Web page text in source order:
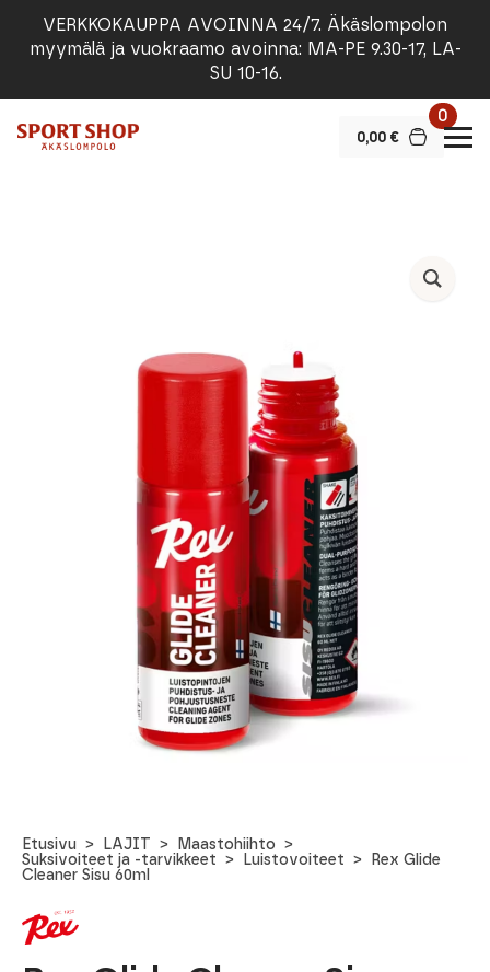
VERKKOKAUPPA AVOINNA 24/7. Äkäslompolon
myymälä ja vuokraamo avoinna: MA-PE 9.30-17, LA-
SU 10-16.
0,00 €
0
Etusivu LAJIT
Maastohiihto
Suksivoiteet ja -tarvikkeet
Luistovoiteet
Rex Glide
Cleaner Sisu 60ml